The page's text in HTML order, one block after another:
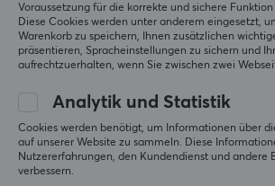
GEBE EINE BEWERTUNG AB
Mehr aus unserer
Community
Voraussetzung für die korrekte und sichere
Diese Cookies werden unter anderem eingesetzt,
Warenkorb zu speichern, Ihnen zusätzlichen
präsentieren, Spracheinstellungen zu sichern und
aufrechtzuerhalten, wenn Sie zwischen zwei
Analytik und Statistik
Cookies werden benötigt, um Informationen über
auf unserer Website zu sammeln. Diese
Nutzererfahrungen, den Kundendienst und andere
verbessern.